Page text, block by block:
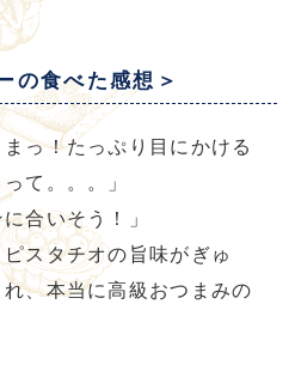
の食べた感想＞
っ！たっぷり目にかける
て。。。」
合いそう！」
スタチオの旨味がぎゅ
、本当に高級おつまみの